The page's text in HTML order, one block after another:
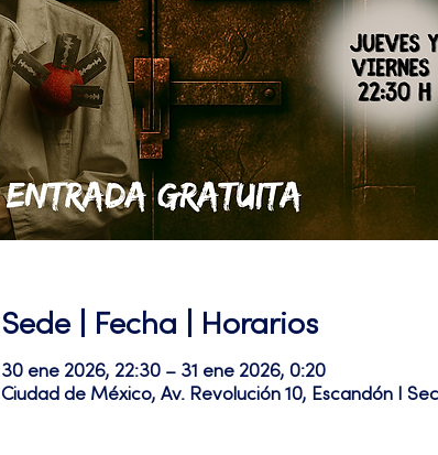
Sede | Fecha | Horarios
30 ene 2026, 22:30 – 31 ene 2026, 0:20
Ciudad de México, Av. Revolución 10, Escandón I